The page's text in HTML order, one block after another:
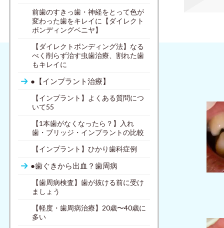
前歯のすきっ歯・神経をとって色が
変わった歯をキレイに【ダイレクト
ボンディングベニヤ】
【ダイレクトボンディング法】なる
べく削らず治す虫歯治療、割れた歯
もキレイに
●【インプラント治療】
【インプラント】よくある質問につ
いて55
【1本歯がなくなったら？】入れ
歯・ブリッジ・インプラントの比較
【インプラント】ひかり歯科症例
●歯ぐきから出血？歯周病
【歯周病検査】歯が抜ける前に受け
ましょう
【軽度・歯周病治療】20歳〜40歳に
多い